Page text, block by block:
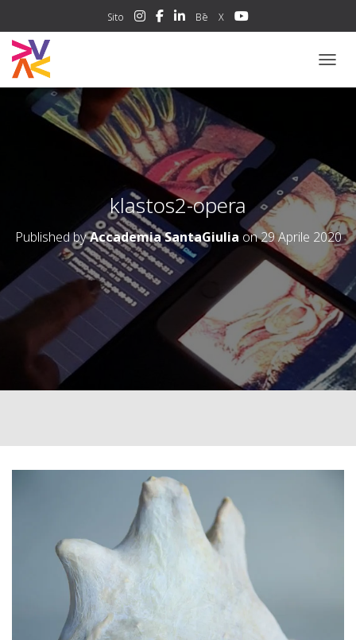
Sito Bē X
klastos2-opera
Published byAccademia SantaGiulia on29 Aprile 2020